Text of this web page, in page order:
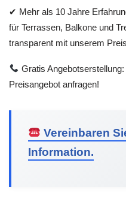
✔ Mehr als 10 Jahre
für Terrassen, Balkone und
transparent mit unserem
Gratis
Preisangebot anfragen!
Vereinbaren
Information.